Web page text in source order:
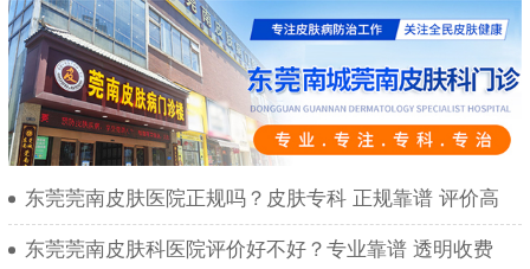
东莞莞南皮肤医院正规吗？皮肤专科 正规靠谱 评价高
东莞莞南皮肤科医院评价好不好？专业靠谱 透明收费